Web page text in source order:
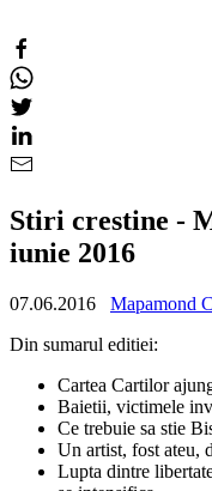
Stiri crestine -
iunie 2016
07.06.2016 Mapamond
Din sumarul editiei:
Cartea Cartilor
Baietii, victimele
Ce trebuie sa stie
Un artist, fost ateu,
Lupta dintre